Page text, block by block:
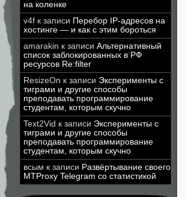
на коленке
v4f к записи Перебор IP-адресов на
хостинге — и как с этим бороться
amarakin к записи Альтернативный
список заблокированных в РФ
ресурсов Re:filter
ResizeOn к записи Эксперименты с
тиграми и другие способы
преподавать программирование
студентам, которым скучно
Text2Vid к записи Эксперименты с
тиграми и другие способы
преподавать программирование
студентам, которым скучно
всым к записи Развёртывание своего
MTProxy Telegram со статистикой